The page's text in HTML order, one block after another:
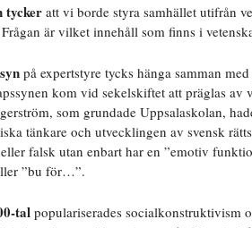
tycker att vi borde styra samhället utifrån
är vilket innehåll som finns i
på expertstyre tycks hänga samman
kom vid sekelskiftet att präglas
som grundade Uppsalaskolan,
tänkare och utvecklingen av svensk
falsk utan enbart har en ”emotiv
”bu för…”.
talpopulariserades socialkonstruktivism